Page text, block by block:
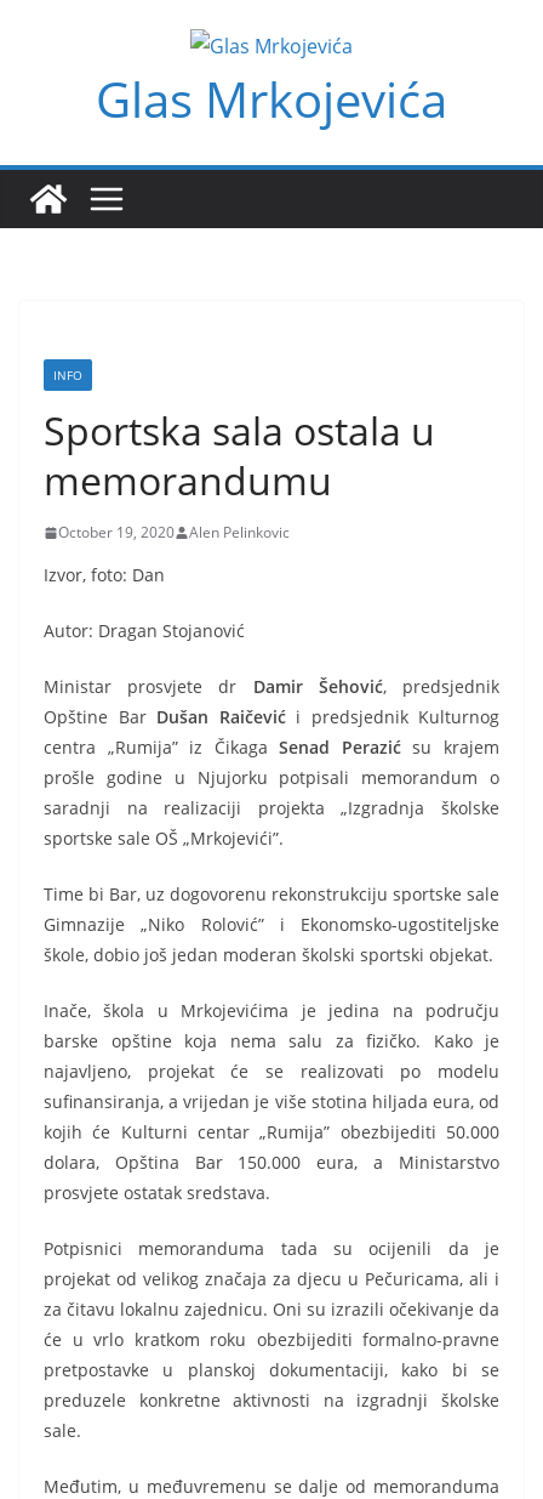
Glas Mrkojevića
INFO
Sportska sala ostala u
memorandumu
October 19, 2020 Alen Pelinkovic
Izvor, foto: Dan
Autor: Dragan Stojanović
Ministar prosvjete dr Damir Šehović, predsjednik
Opštine Bar Dušan Raičevići predsjednik Kulturnog
centra „Rumija” iz ČikagaSenad Perazićsu krajem
prošle godine u Njujorku potpisali memorandum o
saradnji na realizaciji projekta „Izgradnja školske
sportske sale OŠ „Mrkojevići”.
Time bi Bar, uz dogovorenu rekonstrukciju sportske sale
Gimnazije „Niko Rolović” i Ekonomsko-ugostiteljske
škole, dobio još jedan moderan školski sportski objekat.
Inače, škola u Mrkojevićima je jedina na području
barske opštine koja nema salu za fizičko. Kako je
najavljeno, projekat će se realizovati po modelu
sufinansiranja, a vrijedan je više stotina hiljada eura, od
kojih će Kulturni centar „Rumija” obezbijediti 50.000
dolara, Opština Bar 150.000 eura, a Ministarstvo
prosvjete ostatak sredstava.
Potpisnici memoranduma tada su ocijenili da je
projekat od velikog značaja za djecu u Pečuricama, ali i
za čitavu lokalnu zajednicu. Oni su izrazili očekivanje da
će u vrlo kratkom roku obezbijediti formalno-pravne
pretpostavke u planskoj dokumentaciji, kako bi se
preduzele konkretne aktivnosti na izgradnji školske
sale.
Međutim, u međuvremenu se dalje od memoranduma